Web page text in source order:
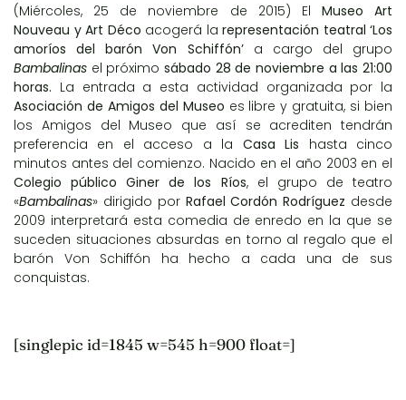
(Miércoles, 25 de noviembre de 2015) El Museo Art
Nouveau y Art Déco acogerá la representación teatral ‘Los
amoríos del barón Von Schiffón’ a cargo del grupo
Bambalinas el próximo sábado 28 de noviembre a las 21:00
horas. La entrada a esta actividad organizada por la
Asociación de Amigos del Museo es libre y gratuita, si bien
los Amigos del Museo que así se acrediten tendrán
preferencia en el acceso a la Casa Lis hasta cinco
minutos antes del comienzo. Nacido en el año 2003 en el
Colegio público Giner de los Ríos, el grupo de teatro
«Bambalinas» dirigido por Rafael Cordón Rodríguez desde
2009 interpretará esta comedia de enredo en la que se
suceden situaciones absurdas en torno al regalo que el
barón Von Schiffón ha hecho a cada una de sus
conquistas.
[singlepic id=1845 w=545 h=900 float=]